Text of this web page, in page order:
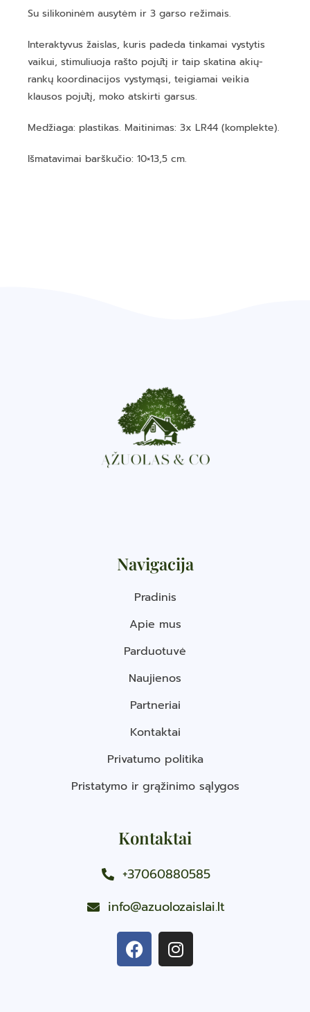
Su silikoninėm ausytėm ir 3 garso režimais.
Interaktyvus žaislas, kuris padeda tinkamai vystytis
vaikui, stimuliuoja rašto pojūtį ir taip skatina akių-
rankų koordinacijos vystymąsi, teigiamai veikia
klausos pojūtį, moko atskirti garsus.
Medžiaga: plastikas. Maitinimas: 3x LR44 (komplekte).
Išmatavimai barškučio: 10×13,5 cm.
Navigacija
Pradinis
Apie mus
Parduotuvė
Naujienos
Partneriai
Kontaktai
Privatumo politika
Pristatymo ir grąžinimo sąlygos
Kontaktai
+37060880585
info@azuolozaislai.lt